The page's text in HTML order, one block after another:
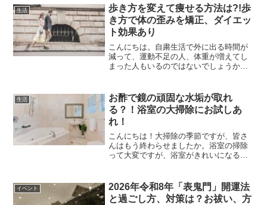
明けてから年賀状を書く場合のことを書
いていきたいと思います。...
生活
歩き方を変えて痩せる方法は?!歩
き方で体の歪みを矯正、ダイエッ
ト効果あり
こんにちは。自粛生活で外に出る時間が
減って、運動不足の人、体重が増えてし
まった人もいるのではないでしょうか。
て痩せる方法は?!歩き方で体の歪みを矯
正、ダイエット効果あり...
生活
お酢で鏡の頑固な水垢が取れ
る？！浴室の大掃除にお試しあ
れ！
こんにちは！大掃除の季節ですが、皆さ
んはもう終わらせましたか。浴室の掃除
って大変ですが、浴室がきれいになると
すね！以前、知り合いから、水垢は酢で
きれいになると聞いたので...
イベント
2026年令和8年「表鬼門」開運法
と過ごし方、対策は？お祓い、方